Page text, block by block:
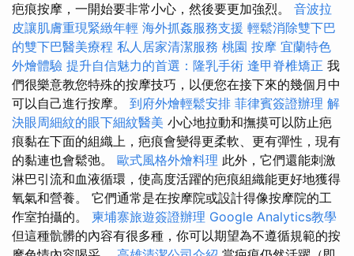
疤痕按摩，一開始要非常小心，然後要更加強烈。 音波拉
皮讓肌膚重現緊緻年輕 海外抓姦服務支援 輕鬆消除雙下巴
的雙下巴醫美療程 私人居家清潔服務 桃園 按摩 宜蘭特色
外燴體驗 提升自信魅力的首選：隆乳手術 逢甲脊椎矯正 我
們很樂意教您特殊的按摩技巧，以便您在接下來的幾個月中
可以自己進行按摩。 到府外燴輕鬆安排 菲律賓簽證辦理 解
決眼周細紋的眼下細紋醫美 小心地拉動和撫摸可以防止疤
痕黏在下面的組織上，疤痕會變得更柔軟、更有彈性，現有
的黏連也會鬆弛。 歐式風格外燴料理 此外，它們還能刺激
淋巴引流和血液循環，使高度活躍的疤痕組織能更好地獲得
氧氣和營養。 它們通常是在按摩院或設計得像按摩院的工
作室拍攝的。 柬埔寨旅遊簽證辦理 Google Analytics教學
但這種骯髒的內容有很多種，你可以期望為不遵循規範的按